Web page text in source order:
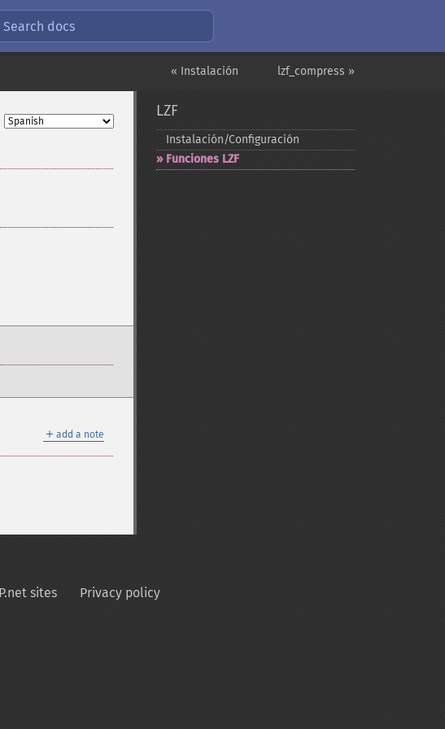
Search docs
lzf_compress »
« Instalación
＋ add a note
LZF
Instalación/Configuración
Funciones LZF
sites Privacy policy